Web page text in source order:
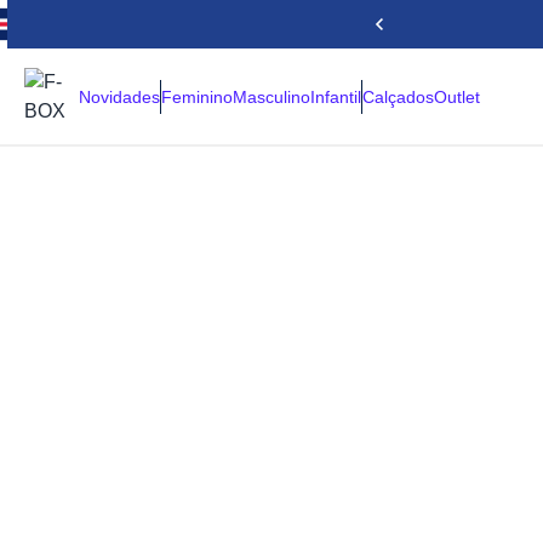
NovidadesFemininoMasculinoInfantilCalçadosOutlet